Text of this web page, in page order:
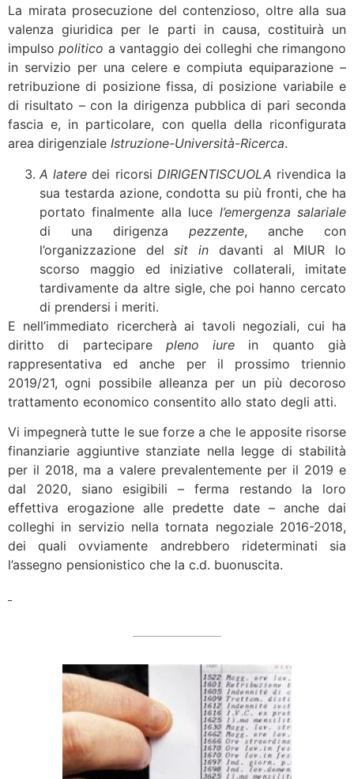
La mirata prosecuzione del contenzioso, oltre alla sua
valenza giuridica per le parti in causa, costituirà un
impulsopolitico a vantaggio dei colleghi che rimangono
in servizio per una celere e compiuta equiparazione –
retribuzione di posizione fissa, di posizione variabile e
di risultato – con la dirigenza pubblica di pari seconda
fascia e, in particolare, con quella della riconfigurata
area dirigenziale Istruzione-Università-Ricerca.
A latere dei ricorsi DIRIGENTISCUOLA rivendica la
sua testarda azione, condotta su più fronti, che ha
portato finalmente alla luce l’emergenza salariale
di una dirigenza pezzente, anche con
l’organizzazione delsit in davanti al MIUR lo
scorso maggio ed iniziative collaterali, imitate
tardivamente da altre sigle, che poi hanno cercato
di prendersi i meriti.
E nell’immediato ricercherà ai tavoli negoziali, cui ha
diritto di partecipare pleno iure in quanto già
rappresentativa ed anche per il prossimo triennio
2019/21, ogni possibile alleanza per un più decoroso
trattamento economico consentito allo stato degli atti.
Vi impegnerà tutte le sue forze a che le apposite risorse
finanziarie aggiuntive stanziate nella legge di stabilità
per il 2018, ma a valere prevalentemente per il 2019 e
dal 2020, siano esigibili – ferma restando la loro
effettiva erogazione alle predette date – anche dai
colleghi in servizio nella tornata negoziale 2016-2018,
dei quali ovviamente andrebbero rideterminati sia
l’assegno pensionistico che la c.d. buonuscita.